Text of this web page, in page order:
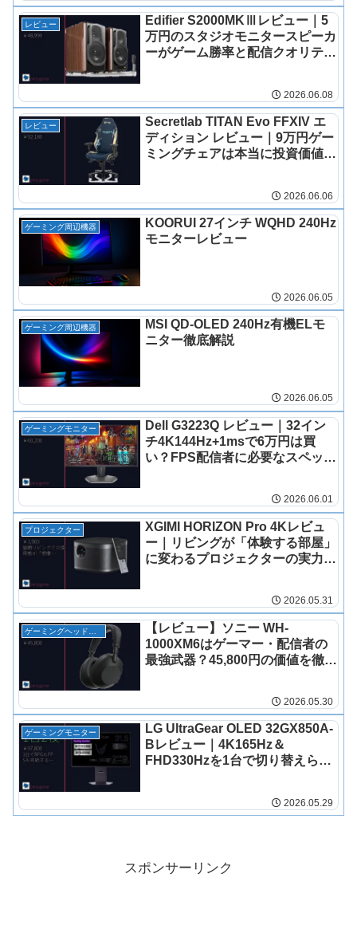
レビュー
Edifier S2000MKⅢレビュー｜5
万円のスタジオモニタースピーカ
ーがゲーム勝率と配信クオリティ
2026.06.08
レビュー
Secretlab TITAN Evo FFXIV エ
ディション レビュー｜9万円ゲー
ミングチェアは本当に投資価値が
2026.06.06
ゲーミング周辺機器
KOORUI 27インチ WQHD 240Hz
モニターレビュー
2026.06.05
ゲーミング周辺機器
MSI QD-OLED 240Hz有機ELモ
ニター徹底解説
2026.06.05
ゲーミングモニター
Dell G3223Q レビュー｜32イン
チ4K144Hz+1msで6万円は買
い？FPS配信者に必要なスペック
2026.06.01
プロジェクター
XGIMI HORIZON Pro 4Kレビュ
ー｜リビングが「体験する部屋」
に変わるプロジェクターの実力と
2026.05.31
【レビュー】ソニー WH-
1000XM6はゲーマー・配信者の
最強武器？45,800円の価値を徹底
2026.05.30
ゲーミングモニター
LG UltraGear OLED 32GX850A-
Bレビュー｜4K165Hz＆
FHD330Hzを1台で切り替えられ
2026.05.29
スポンサーリンク